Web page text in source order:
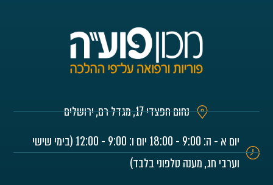
נחום חפצדי 17, מגדל רם, ירושלים
יום א - ה: 9:00 - 18:00 יום ו: 9:00 - 12:00 (בימי שישי
וערבי חג, מענה טלפוני בלבד)